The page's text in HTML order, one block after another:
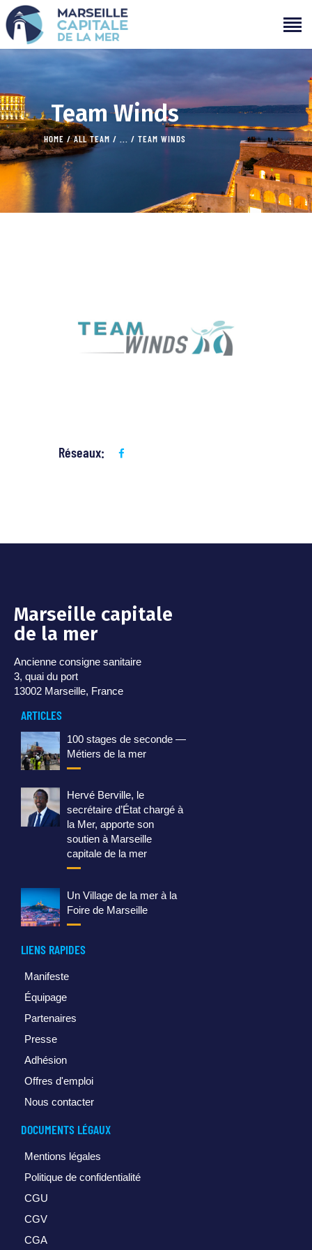
Team Winds
HOME ALL TEAM TEAM WINDS
PROJETS
CAMPAGNES
ÉVÉNEMENTS PASSÉS
MÉDIAS
PARTENAIRES
Réseaux:
Marseille capitale
de la mer
Ancienne consigne sanitaire
3, quai du port
13002 Marseille, France
ARTICLES
100 stages de seconde —
Métiers de la mer
Hervé Berville, le
secrétaire d’État chargé à
la Mer, apporte son
soutien à Marseille
capitale de la mer
Un Village de la mer à la
Foire de Marseille
LIENS RAPIDES
Manifeste
Équipage
Partenaires
Presse
Adhésion
Offres d'emploi
Nous contacter
DOCUMENTS LÉGAUX
Mentions légales
Politique de confidentialité
CGU
CGV
CGA